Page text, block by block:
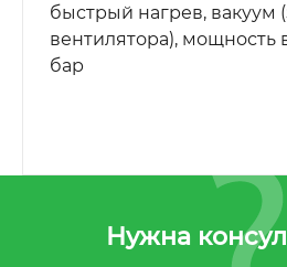
быстрый нагрев, вакуум
вентилятора), мощность
бар
Нужна